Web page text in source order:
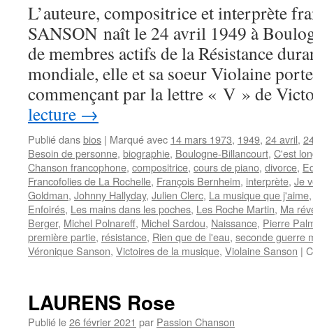
L’auteure, compositrice et interprète
SANSON naît le 24 avril 1949 à
de membres actifs de la Résistance
mondiale, elle et sa soeur Violaine
commençant par la lettre « V » de
lecture →
Publié dansbios | Marqué avec 14 mars 1973, 1949, 24 avril,
Besoin de personne, biographie, Boulogne-Billancourt, C'est
Chanson francophone, compositrice, cours de piano, divorce,
Francofolies de La Rochelle, François Bernheim, interprète, Je
Goldman, Johnny Hallyday, Julien Clerc, La musique que j'aime
Enfoirés, Les mains dans les poches, Les Roche Martin, Ma
Berger, Michel Polnareff, Michel Sardou, Naissance, Pierre
première partie, résistance, Rien que de l'eau, seconde guerre
Véronique Sanson, Victoires de la musique, Violaine Sanson |
LAURENS Rose
Publié le26 février 2021 par Passion Chanson